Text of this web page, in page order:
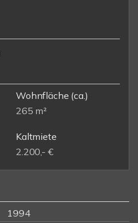
Wohnfläche (ca.)
265 m²
Kaltmiete
2.200,- €
1994